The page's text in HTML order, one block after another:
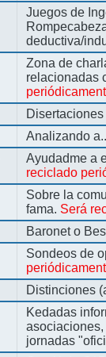
Juegos de
deductiva/
Zona de
relacionadas
Analizando
Ayudadme a
reciclado
Sobre la
fama. Será
Baronet o
Sondeos de
Distinciones
Kedadas
jornadas